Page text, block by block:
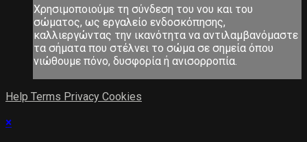
Χρησιμοποιούμε τη σύνδεση του νου και του
σώματος, ως εργαλείο ενδοσκόπησης,
καλλιεργώντας την ικανότητα να αντιλαμβανόμαστε
τα σήματα που στέλνει το σώμα σε σημεία όπου
νιώθουμε πόνο, δυσφορία ή ανισορροπία.
Help Terms Privacy Cookies
×